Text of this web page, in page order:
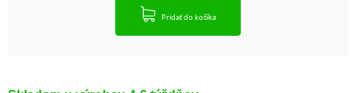
Pridať do košíka